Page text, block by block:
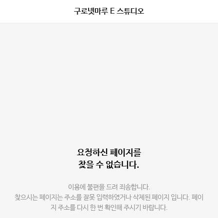
구로넷마루 E 스튜디오
요청하신 페이지를
찾을 수 없습니다.
이용에 불편을 드려 죄송합니다.
찾으시는 페이지는 주소를 잘못 입력하였거나 삭제된 페이지 입니다. 페이
지 주소를 다시 한 번 확인해 주시기 바랍니다.